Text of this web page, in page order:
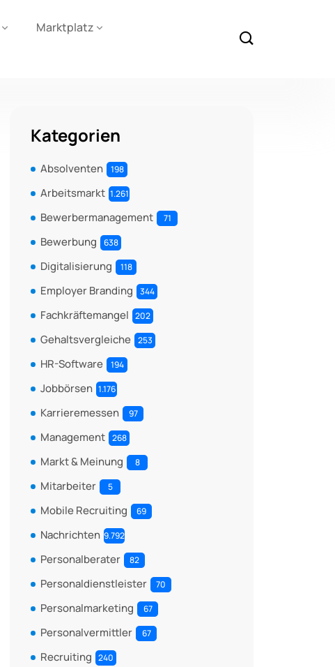
Marktplatz
Kategorien
Absolventen 198
Arbeitsmarkt 1.261
Bewerbermanagement 71
Bewerbung 638
Digitalisierung 118
Employer Branding 344
Fachkräftemangel 202
Gehaltsvergleiche 253
HR-Software 194
Jobbörsen 1.176
Karrieremessen 97
Management 268
Markt & Meinung 8
Mitarbeiter 5
Mobile Recruiting 69
Nachrichten 9.792
Personalberater 82
Personaldienstleister 70
Personalmarketing 67
Personalvermittler 67
Recruiting 240